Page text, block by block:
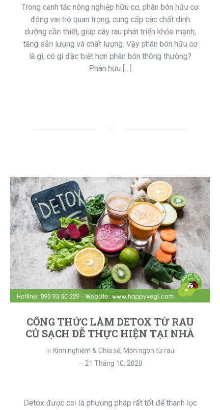
Trong canh tác nông nghiệp hữu cơ, phân bón hữu cơ
đóng vai trò quan trọng, cung cấp các chất dinh
dưỡng cần thiết, giúp cây rau phát triển khỏe mạnh,
tăng sản lượng và chất lượng. Vậy phân bón hữu cơ
là gì, có gì đặc biệt hơn phân bón thông thường?
Phân hữu […]
CÔNG THỨC LÀM DETOX TỪ RAU
CỦ SẠCH DỄ THỰC HIỆN TẠI NHÀ
in Kinh nghiệm & Chia sẻ, Món ngon từ rau
21 Tháng 10, 2020
Detox được coi là phương pháp rất tốt để thanh lọc